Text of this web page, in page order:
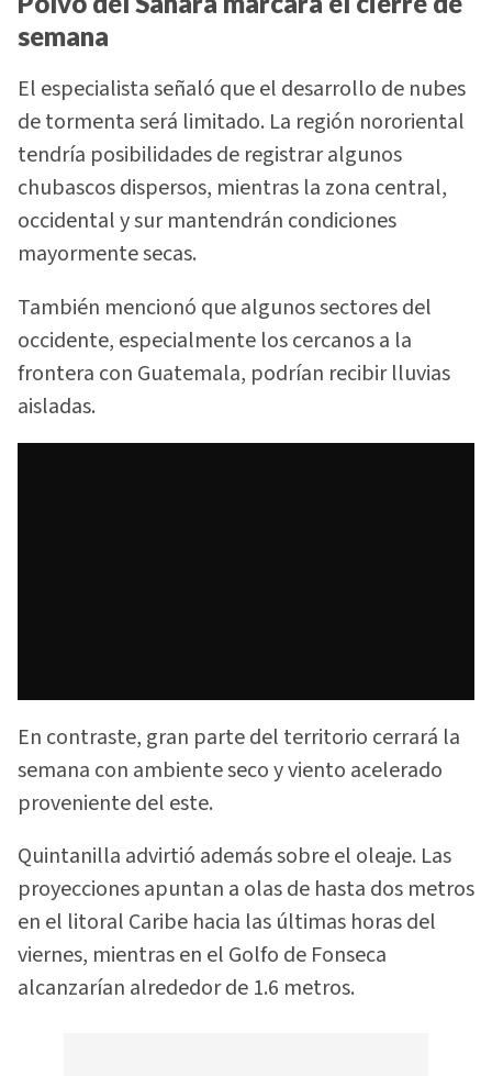
semana
El especialista señaló que el desarrollo de nubes
de tormenta será limitado. La región nororiental
tendría posibilidades de registrar algunos
chubascos dispersos, mientras la zona central,
occidental y sur mantendrán condiciones
mayormente secas.
También mencionó que algunos sectores del
occidente, especialmente los cercanos a la
frontera con Guatemala, podrían recibir lluvias
aisladas.
En contraste, gran parte del territorio cerrará la
semana con ambiente seco y viento acelerado
proveniente del este.
Quintanilla advirtió además sobre el oleaje. Las
proyecciones apuntan a olas de hasta dos metros
en el litoral Caribe hacia las últimas horas del
viernes, mientras en el Golfo de Fonseca
alcanzarían alrededor de 1.6 metros.